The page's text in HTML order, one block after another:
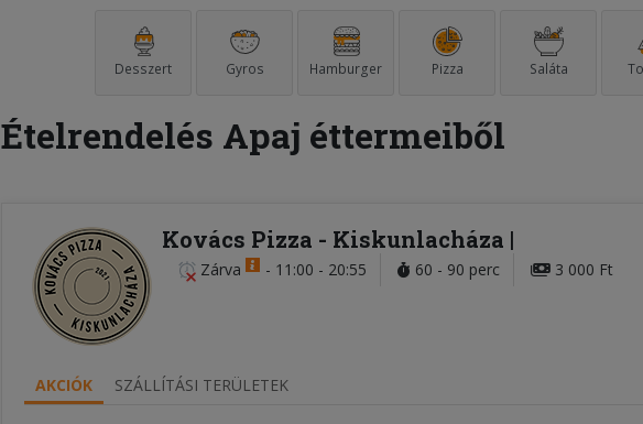
Desszert Gyros Hamburger Pizza Saláta
Ételrendelés Apaj éttermeiből
Kovács Pizza - Kiskunlacháza
Zárva - 11:00 - 20:55 60 - 90 perc 3 000 Ft
AKCIÓK SZÁLLÍTÁSI TERÜLETEK